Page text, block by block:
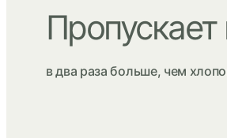
Пропускает
в два раза больше, чем